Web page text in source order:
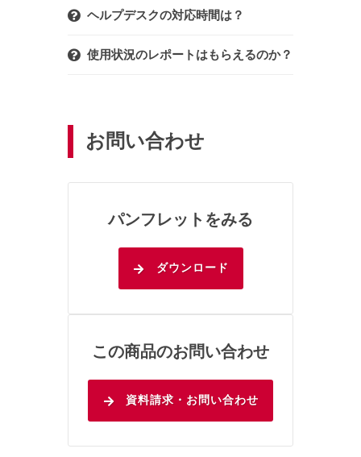
ヘルプデスクの対応時間は？
使用状況のレポートはもらえるのか？
お問い合わせ
パンフレットをみる
ダウンロード
この商品のお問い合わせ
資料請求・お問い合わせ